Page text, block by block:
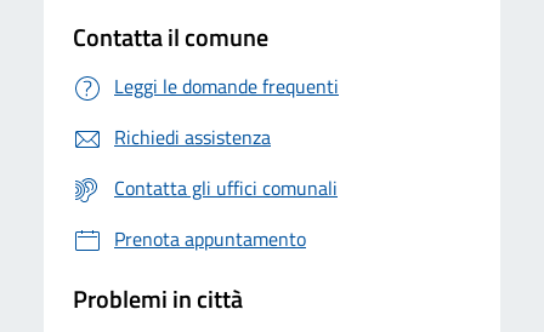
Contatta il comune
Leggi le domande frequenti
Richiedi assistenza
Contatta gli uffici comunali
Prenota appuntamento
Problemi in città